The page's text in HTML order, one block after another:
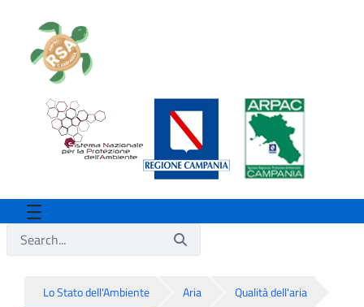
Lo Stato dell'Ambiente Aria Qualità dell'aria